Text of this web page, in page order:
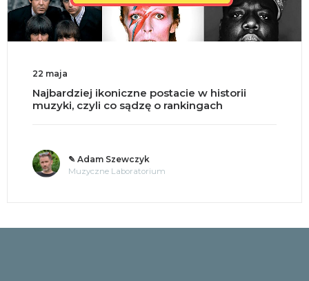
22 maja
Najbardziej ikoniczne postacie w historii
muzyki, czyli co sądzę o rankingach
✎ Adam Szewczyk
Muzyczne Laboratorium